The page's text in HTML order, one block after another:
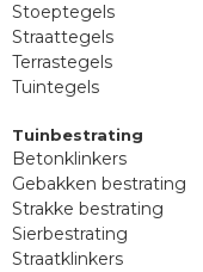
Stoeptegels
Straattegels
Terrastegels
Tuintegels
Tuinbestrating
Betonklinkers
Gebakken bestrating
Strakke bestrating
Sierbestrating
Straatklinkers